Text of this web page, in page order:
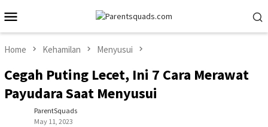
to
contentMenu
Home Kehamilan Menyusui
Cegah Puting Lecet, Ini 7 Cara Merawat
Payudara Saat Menyusui
ParentSquads
May 11, 2023